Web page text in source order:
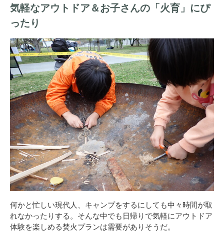
気軽なアウトドア＆お子さんの「火育」にぴ
ったり
何かと忙しい現代人、キャンプをするにしても中々時間が取
れなかったりする。そんな中でも日帰りで気軽にアウトドア
体験を楽しめる焚火プランは需要がありそうだ。